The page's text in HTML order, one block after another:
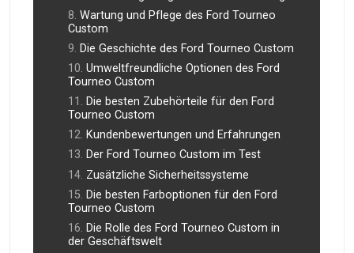
Wartung und Pflege des Ford Tourneo
Custom
Die Geschichte des Ford Tourneo Custom
Umweltfreundliche Optionen des Ford
Tourneo Custom
Die besten Zubehörteile für den Ford
Tourneo Custom
Kundenbewertungen und Erfahrungen
Der Ford Tourneo Custom im Test
Zusätzliche Sicherheitssysteme
Die besten Farboptionen für den Ford
Tourneo Custom
Die Rolle des Ford Tourneo Custom in
der Geschäftswelt